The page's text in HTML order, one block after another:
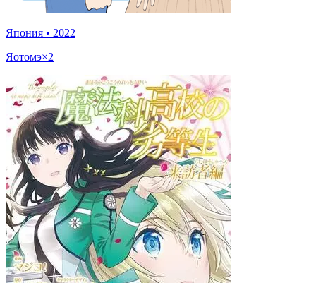
Япония • 2022
Яотомэ×2